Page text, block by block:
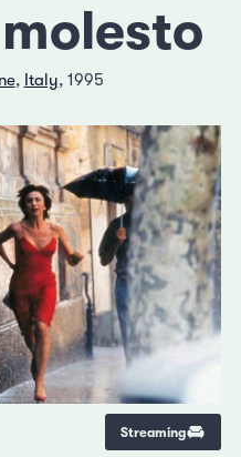
, Italy, 1995
Streaming